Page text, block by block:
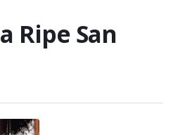
a Ripe San